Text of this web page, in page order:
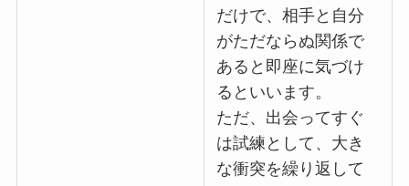
だけで、相手と自分
がただならぬ関係で
あると即座に気づけ
るといいます。
ただ、出会ってすぐ
は試練として、大き
な衝突を繰り返して